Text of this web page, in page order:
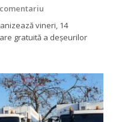
vineri, 14
gratuită a deșeurilor